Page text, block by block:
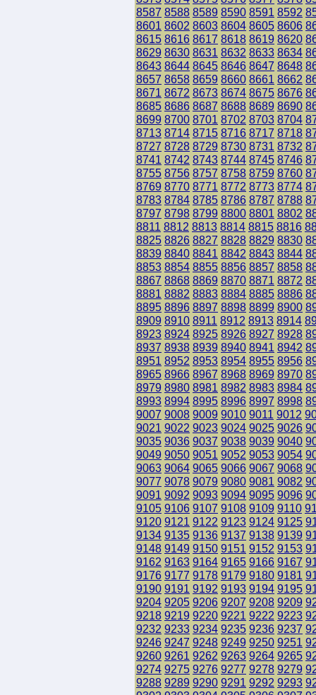
8587 8588 8589 8590 8591 8592
8601 8602 8603 8604 8605 8606
8615 8616 8617 8618 8619 8620
8629 8630 8631 8632 8633 8634
8643 8644 8645 8646 8647 8648
8657 8658 8659 8660 8661 8662
8671 8672 8673 8674 8675 8676
8685 8686 8687 8688 8689 8690
8699 8700 8701 8702 8703 8704
8713 8714 8715 8716 8717 8718
8727 8728 8729 8730 8731 8732
8741 8742 8743 8744 8745 8746
8755 8756 8757 8758 8759 8760
8769 8770 8771 8772 8773 8774
8783 8784 8785 8786 8787 8788
8797 8798 8799 8800 8801 8802
8811 8812 8813 8814 8815 8816
8825 8826 8827 8828 8829 8830
8839 8840 8841 8842 8843 8844
8853 8854 8855 8856 8857 8858
8867 8868 8869 8870 8871 8872
8881 8882 8883 8884 8885 8886
8895 8896 8897 8898 8899 8900
8909 8910 8911 8912 8913 8914
8923 8924 8925 8926 8927 8928
8937 8938 8939 8940 8941 8942
8951 8952 8953 8954 8955 8956
8965 8966 8967 8968 8969 8970
8979 8980 8981 8982 8983 8984
8993 8994 8995 8996 8997 8998
9007 9008 9009 9010 9011 9012
9021 9022 9023 9024 9025 9026
9035 9036 9037 9038 9039 9040
9049 9050 9051 9052 9053 9054
9063 9064 9065 9066 9067 9068
9077 9078 9079 9080 9081 9082
9091 9092 9093 9094 9095 9096
9105 9106 9107 9108 9109 9110
9120 9121 9122 9123 9124 9125
9134 9135 9136 9137 9138 9139
9148 9149 9150 9151 9152 9153
9162 9163 9164 9165 9166 9167
9176 9177 9178 9179 9180 9181
9190 9191 9192 9193 9194 9195
9204 9205 9206 9207 9208 9209
9218 9219 9220 9221 9222 9223
9232 9233 9234 9235 9236 9237
9246 9247 9248 9249 9250 9251
9260 9261 9262 9263 9264 9265
9274 9275 9276 9277 9278 9279
9288 9289 9290 9291 9292 9293